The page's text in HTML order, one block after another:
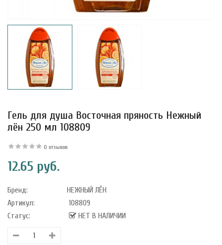
Гель для душа Восточная пряность Нежный
лён 250 мл 108809
0 отзывов
12.65 руб.
Бренд:
НЕЖНЫЙ ЛЁН
Артикул:
108809
Статус:
НЕТ В НАЛИЧИИ